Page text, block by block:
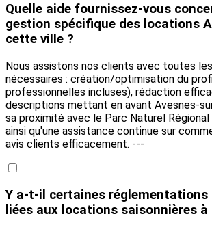
Quelle aide fournissez-vous
gestion spécifique des locations
cette ville ?
Nous assistons nos clients avec toutes
nécessaires : création/optimisation du
professionnelles incluses), rédaction
descriptions mettant en avant Avesnes-
sa proximité avec le Parc Naturel
ainsi qu'une assistance continue sur
avis clients efficacement. ---
Y a-t-il certaines réglementations
liées aux locations saisonnières